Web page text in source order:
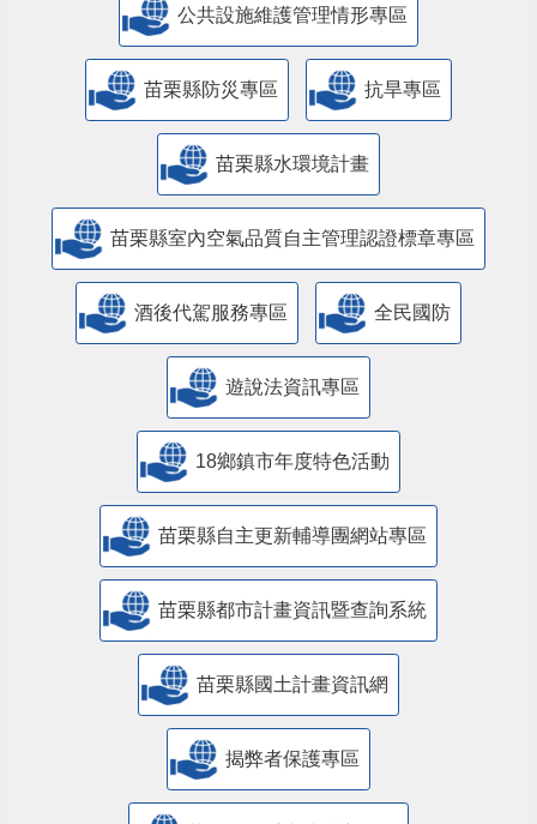
​公共設施維護管理情形專區
苗栗縣防災專區 抗旱專區
苗栗縣水環境計畫
苗栗縣室內空氣品質自主管理認證標章專區
酒後代駕服務專區 全民國防
遊說法資訊專區
18鄉鎮市年度特色活動
苗栗縣自主更新輔導團網站專區
苗栗縣都市計畫資訊暨查詢系統
苗栗縣國土計畫資訊網
揭弊者保護專區